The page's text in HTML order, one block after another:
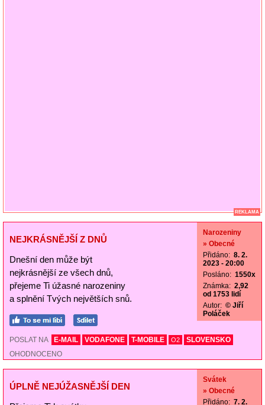
REKLAMA
NEJKRÁSNĚJŠÍ Z DNŮ
Dnešní den může být
nejkrásnější ze všech dnů,
přejeme Ti úžasné narozeniny
a splnění Tvých největších snů.
Narozeniny
» Obecné
Přidáno: 8. 2.
2023 - 20:00
Posláno: 1550x
Známka: 2,92
od 1753 lidí
Autor: © Jiří
Poláček
POSLAT NA E-MAIL VODAFONE T-MOBILE O2
SLOVENSKO
OHODNOCENO
ÚPLNĚ NEJÚŽASNĚJŠÍ DEN
Svátek
» Obecné
Přidáno: 7. 2.